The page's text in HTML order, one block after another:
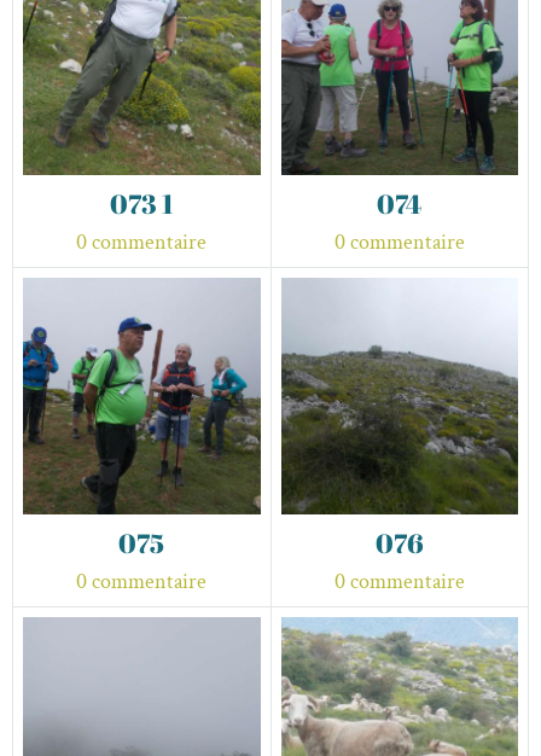
073 1
0 commentaire
074
0 commentaire
075
0 commentaire
076
0 commentaire